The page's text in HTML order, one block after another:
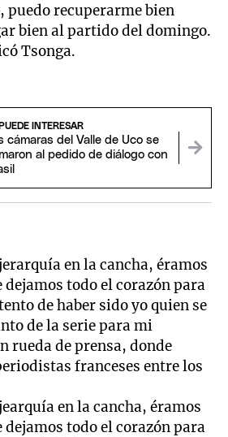
puedo recuperarme bien
bien al partido del domingo.
Tsonga.
INTERESAR
cámaras del Valle de Uco se
al pedido de diálogo con
en la cancha, éramos
dejamos todo el corazón para
de haber sido yo quien se
de la serie para mi
rueda de prensa, donde
franceses entre los
en la cancha, éramos
dejamos todo el corazón para